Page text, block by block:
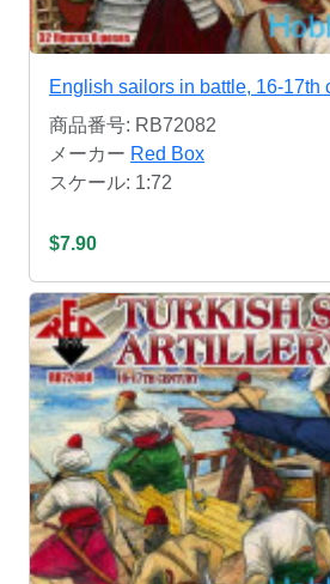
English sailors in battle, 16-17th
商品番号: RB72082
メーカー Red Box
スケール: 1:72
$7.90